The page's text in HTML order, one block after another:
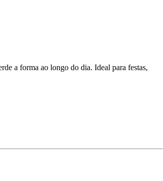
a forma ao longo do dia. Ideal para festas,